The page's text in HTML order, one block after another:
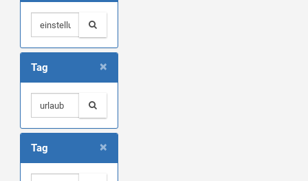
×
Tag
×
Tag